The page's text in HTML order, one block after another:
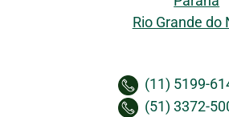
Rio Grande do
(11) 5199-
(51) 3372-